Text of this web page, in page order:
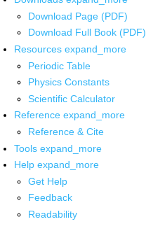
Download Page (PDF)
Download Full Book (PDF)
Resources expand_more
Periodic Table
Physics Constants
Scientific Calculator
Reference expand_more
Reference & Cite
Tools expand_more
Help expand_more
Get Help
Feedback
Readability